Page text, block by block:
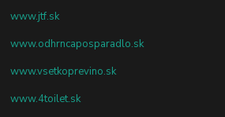
www.jtf.sk
www.odhrncaposparadlo.sk
www.vsetkoprevino.sk
www.4toilet.sk